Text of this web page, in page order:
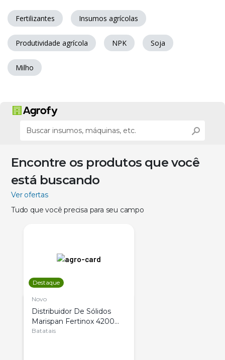
Fertilizantes Insumos agrícolas
Produtividade agrícola NPK Soja
Milho
Encontre os produtos que você
está buscando
Ver ofertas
Tudo que você precisa para seu campo
Destaque
Novo
Distribuidor De Sólidos
Marispan Fertinox 4200
Citrus
Batatais